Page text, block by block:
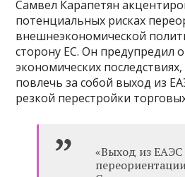
Самвел Карапетян
потенциальных рисках
внешнеэкономической
сторону ЕС. Он предупредил
экономических
повлечь за собой выход из
резкой перестройки
«Выход из